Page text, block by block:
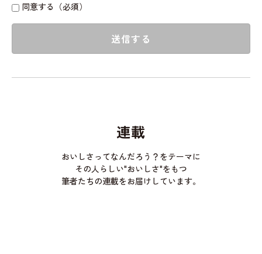
同意する（必須）
送信する
連載
おいしさってなんだろう？をテーマに
その人らしい"おいしさ"をもつ
筆者たちの連載をお届けしています。